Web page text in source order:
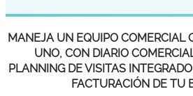
MANEJA UN EQUIPO COMERCIAL
UNO, CON DIARIO
PLANNING DE VISITAS
FACTURACIÓN DE TU